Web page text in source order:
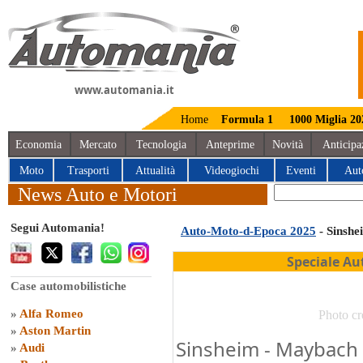
www.automania.it
Home Formula 1 1000 Miglia
Economia Mercato Tecnologia Anteprime Novità
Moto Trasporti Attualità Videogiochi Eventi
News Auto e Motori
Segui Automania!
Case automobilistiche
» Alfa Romeo
» Aston Martin
» Audi
Auto-Moto-d-Epoca 2025 -
Speciale
Photo
Sinsheim -